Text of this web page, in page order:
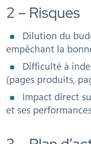
2 – Risques
Dilution du
empêchant la
Difficulté à
(pages produits,
Impact direct
et ses